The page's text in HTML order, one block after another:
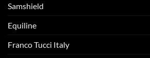
Samshield
Equiline
Franco Tucci Italy